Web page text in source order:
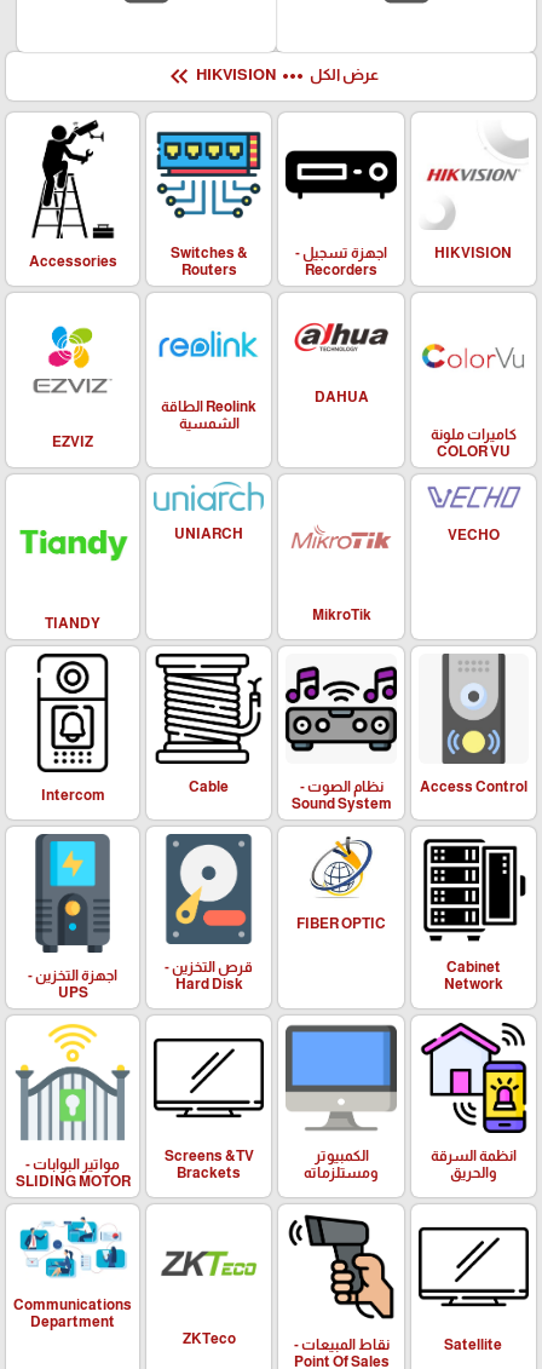
عرض الكل more_horiz
HIKVISION
keyboard_double_arrow_left
HIKVISION
اجهزة تسجيل -
Recorders
Switches &
Routers
Accessories
كاميرات ملونة
COLOR VU
DAHUA
Reolink الطاقة
الشمسية
EZVIZ
VECHO
MikroTik
UNIARCH
TIANDY
Access Control
نظام الصوت -
Sound System
Cable
Intercom
Cabinet
Network
FIBER OPTIC
قرص التخزين -
Hard Disk
اجهزة التخزين -
UPS
انظمة السرقة
والحريق
الكمبيوتر
ومستلزماته
Screens &TV
Brackets
مواتير البوابات -
SLIDING MOTOR
Satellite
نقاط المبيعات -
Point Of Sales
ZKTeco
Communications
Department